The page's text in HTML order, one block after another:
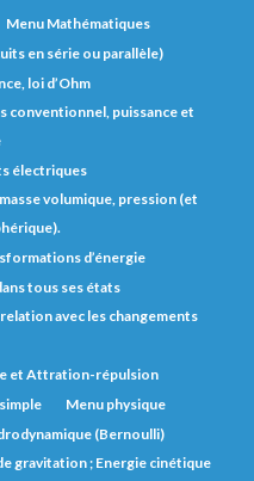
Menu Mathématiques
en série ou parallèle)
loi d’Ohm
conventionnel, puissance et
électriques
volumique, pression (et
d’énergie
tous ses états
avec les changements
et Attration-répulsion
Menu physique
(Bernoulli)
gravitation ; Energie cinétique